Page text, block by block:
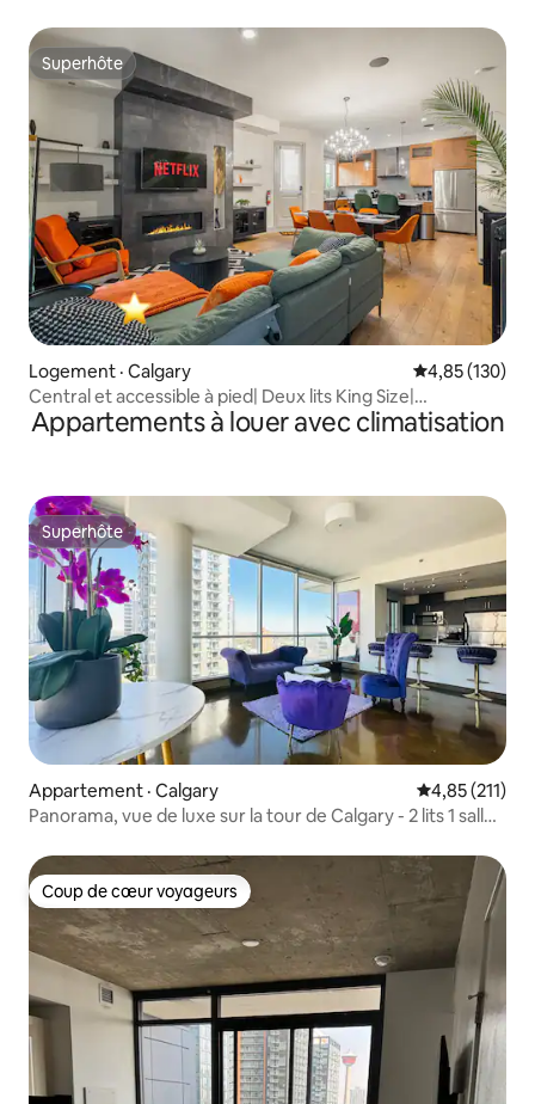
Superhôte
Superhôte
Logement · Calgary Note
4,85 (130)
Central et accessible à pied| Deux lits King Size|
Stationnement gratuit
Appartements à louer avec climatisation
Superhôte
Superhôte
Appartement · Calgary Note
4,85 (211)
Panorama, vue de luxe sur la tour de Calgary - 2 lits 1 salle
Coup de cœur voyageurs
Coup de cœur voyageurs